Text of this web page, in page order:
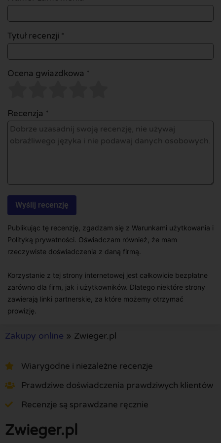
Tytuł recenzji *
Ocena gwiazdkowa *
Recenzja *
Publikując tę recenzję, zgadzam się z Warunkami użytkowania i
Polityką prywatności. Oświadczam również, że mam
rzeczywiste doświadczenia z daną firmą.
Korzystanie z tej strony internetowej jest całkowicie bezpłatne
zarówno dla firm, jak i użytkowników. Dlatego niektóre strony
zawierają linki partnerskie, za które możemy otrzymać
prowizję.
Zakupy online » Zwieger.pl
Wiarygodne i niezależne recenzje
Prawdziwe doświadczenia prawdziwych klientów
Recenzje są sprawdzane ręcznie
Zwieger.pl